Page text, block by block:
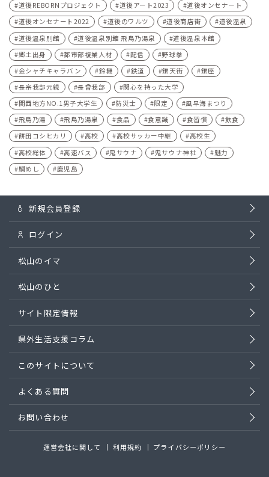
道後REBORNプロジェクト
道後アート2023
道後オンセナート
道後オンセナート2022
道後のワルツ 道後商店街
道後温泉
道後温泉別館
道後温泉別館 飛鳥乃湯泉
道後温泉本館
郷土出身
都市部複業人材 配信
野球拳
金シャチキャラバン
鈴舞 鉄道 銀天街
銀座
長宗我部元親
長曾我部
関心を持った大学
関西地方NO.1男子大学生
防災士 限定
風早海まつり
飛鳥乃湯
飛鳥乃湯泉 食品 食意識 食習慣
飲食
餅田コシヒカリ
高校 高校サッカー中継
高校生
高校総体
高速バス 鬼サウナ 鬼サウナ神社
魅力
鯛めし
鹿児島
新規会員登録
ログイン
松山のイマ
松山のひと
サイト限定情報
県外生活支援コラム
このサイトについて
よくある質問
お問い合わせ
運営会社に関して 利用規約 プライバシーポリシー